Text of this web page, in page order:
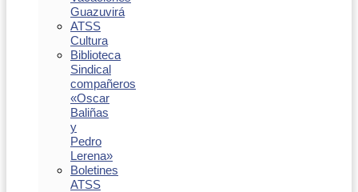
Guazuvirá
ATSS
Cultura
Biblioteca
Sindical
compañeros
«Oscar
Baliñas
y
Pedro
Lerena»
Boletines
ATSS